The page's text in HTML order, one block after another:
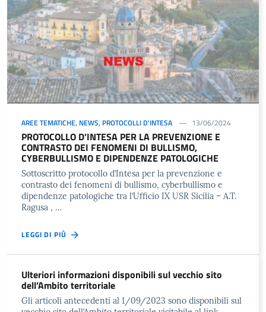
AREE TEMATICHE, NEWS, PROTOCOLLI D'INTESA 13/06/2024
PROTOCOLLO D’INTESA PER LA PREVENZIONE E
CONTRASTO DEI FENOMENI DI BULLISMO,
CYBERBULLISMO E DIPENDENZE PATOLOGICHE
Sottoscritto protocollo d’Intesa per la prevenzione e
contrasto dei fenomeni di bullismo, cyberbullismo e
dipendenze patologiche tra l’Ufficio IX USR Sicilia – A.T.
Ragusa , …
LEGGI DI PIÙ
Ulteriori informazioni disponibili sul vecchio sito
dell’Ambito territoriale
Gli articoli antecedenti al 1/09/2023 sono disponibili sul